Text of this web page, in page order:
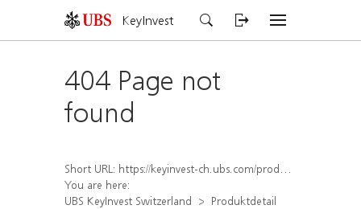
KeyInvest
404 Page not
found
Short URL: https://keyinvest-ch.ubs.com/produkt/detail/index/isin/CH1579648671
You are here:
UBS KeyInvest Switzerland
Produktdetail